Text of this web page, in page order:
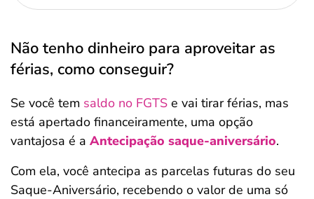
Não tenho dinheiro para aproveitar as
férias, como conseguir?
Se você tem saldo no FGTS e vai tirar férias, mas
está apertado financeiramente, uma opção
vantajosa é a Antecipação saque-aniversário.
Com ela, você antecipa as parcelas futuras do seu
Saque-Aniversário, recebendo o valor de uma só